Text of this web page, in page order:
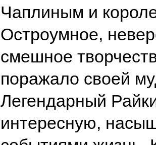
Чаплиным и
Остроумное,
смешное
поражало своей
Легендарный
интересную,